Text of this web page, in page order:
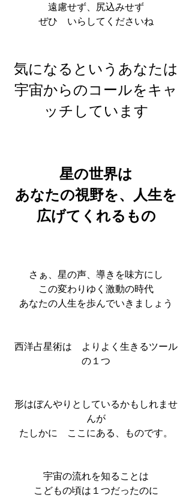
遠慮せず、尻込みせず
ぜひ　いらしてくださいね
気になるというあなたは
宇宙からのコールをキャ
ッチしています
星の世界は
あなたの視野を、人生を
広げてくれるもの
さぁ、星の声、導きを味方にし
この変わりゆく激動の時代
あなたの人生を歩んでいきましょう
西洋占星術は　よりよく生きるツール
の１つ
形はぼんやりとしているかもしれませ
んが
たしかに　ここにある、ものです。
宇宙の流れを知ることは
こどもの頃は１つだったのに